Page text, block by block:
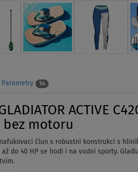
Parametry 14
ACTIVE
bez motoru
člun s robustní konstrukcí s
do 40 HP se hodí i na vodní sporty.